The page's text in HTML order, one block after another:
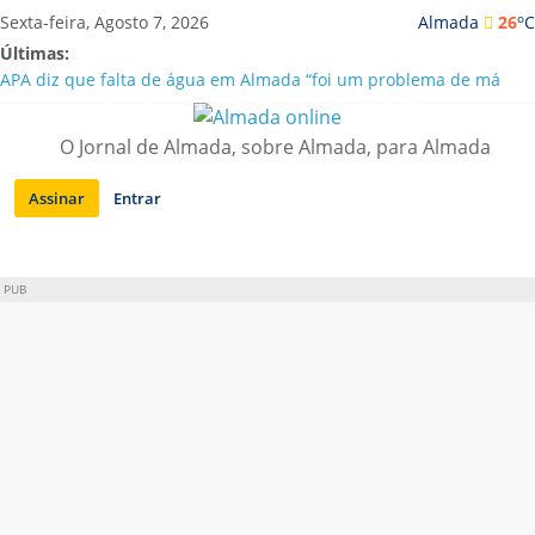
Saltar
para
conteúdo
Almada 26oC
Sexta-feira, Agosto 7, 2026
Últimas:
APA diz que falta de água em Almada “foi um problema de má
Laranjeiro | Cultura pop asiática invade a Casa Amarela
Ponte 25 de Abril celebra 60 anos com programa cultural entre
Lisboa e Almada
Situação de alerta em Almada renovada até final de Agosto
O Jornal de Almada, sobre Almada, para Almada
Assinar Entrar
PUB